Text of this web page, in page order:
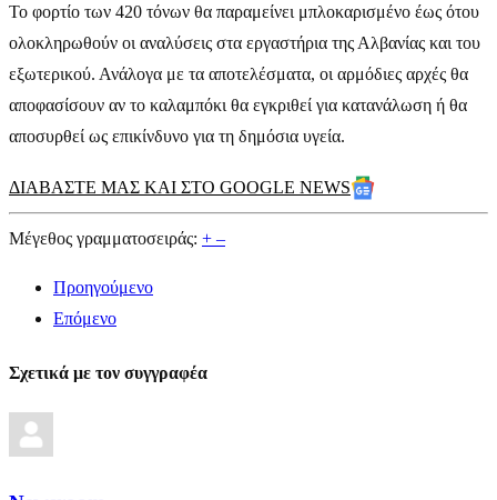
Το φορτίο των 420 τόνων θα παραμείνει μπλοκαρισμένο έως ότου
ολοκληρωθούν οι αναλύσεις στα εργαστήρια της Αλβανίας και του
εξωτερικού. Ανάλογα με τα αποτελέσματα, οι αρμόδιες αρχές θα
αποφασίσουν αν το καλαμπόκι θα εγκριθεί για κατανάλωση ή θα
αποσυρθεί ως επικίνδυνο για τη δημόσια υγεία.
ΔΙΑΒΑΣΤΕ ΜΑΣ ΚΑΙ ΣΤΟ GOOGLE NEWS
Μέγεθος γραμματοσειράς: + –
Προηγούμενο
Επόμενο
Σχετικά με τον συγγραφέα